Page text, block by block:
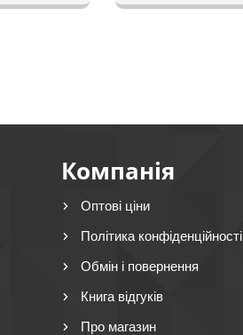
Компанія
Оптові ціни
Політика конфіденційності
Обмін і повернення
Книга відгуків
Про магазин